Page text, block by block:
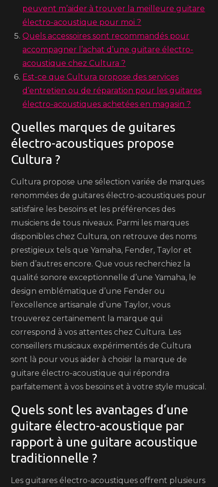
peuvent m’aider à trouver la meilleure guitare
électro-acoustique pour moi ?
Quels accessoires sont recommandés pour
accompagner l’achat d’une guitare électro-
acoustique chez Cultura ?
Est-ce que Cultura propose des services
d’entretien ou de réparation pour les guitares
électro-acoustiques achetées en magasin ?
Quelles marques de guitares
électro-acoustiques propose
Cultura ?
Cultura propose une sélection variée de marques
renommées de guitares électro-acoustiques pour
satisfaire les besoins et les préférences des
musiciens de tous niveaux. Parmi les marques
disponibles chez Cultura, on retrouve des noms
prestigieux tels que Yamaha, Fender, Taylor et
bien d’autres encore. Que vous recherchiez la
qualité sonore exceptionnelle d’une Yamaha, le
design emblématique d’une Fender ou
l’excellence artisanale d’une Taylor, vous
trouverez certainement la marque qui
correspond à vos attentes chez Cultura. Les
conseillers musicaux expérimentés de Cultura
sont là pour vous aider à choisir la marque de
guitare électro-acoustique qui répondra
parfaitement à vos besoins et à votre style musical.
Quels sont les avantages d’une
guitare électro-acoustique par
rapport à une guitare acoustique
traditionnelle ?
Les guitares électro-acoustiques offrent plusieurs